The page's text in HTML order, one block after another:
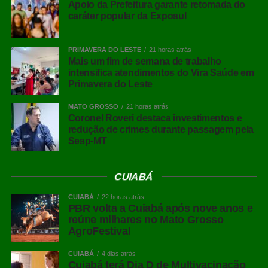
de recursos como rampas, elevadores, mapas táteis e
audiodescrição. Darlan Firmato, Diretor de Operações da
CASACOR São Paulo, afirmou que a preocupação com a
inclusão tem mais de duas décadas: “A CASACOR busca
ser acessível há 21 anos, carregando, nessa missão,
pioneirismo e a obrigação universal de fazer da maior
plataforma de arquitetura, design, arte e paisagismo das
Américas um exemplo ao receber bem pessoas com
deficiência motora, visual e auditiva”.
Silvana Cambiaghi, arquiteta e consultora de
acessibilidade não é tratada como adaptação pontual,
montagem dos ambientes: “Transformar a CASACOR em
uma mostra acessível é um processo que começa muito
antes da abertura ao público. A acessibilidade deve estar
base nos princípios do Desenho Universal”, ressaltou,
Apoio da Prefeitura garante retomada do
caráter popular da Exposul
PRIMAVERA DO LESTE 21 horas atrás
Mais um fim de semana de trabalho
intensifica atendimentos do Vira Saúde em
Primavera do Leste
MATO GROSSO 21 horas atrás
Coronel Roveri destaca investimentos e
redução de crimes durante passagem pela
Sesp-MT
CUIABÁ
CUIABÁ 22 horas atrás
PBR volta a Cuiabá após nove anos e
reúne milhares no Mato Grosso
AgroFestival
CUIABÁ 4 dias atrás
Cuiabá terá Dia D de Multivacinação